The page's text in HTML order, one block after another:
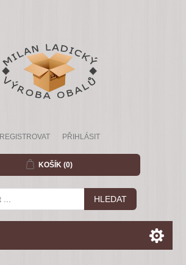
REGISTROVAT PŘIHLÁSIT
KOŠÍK (0)